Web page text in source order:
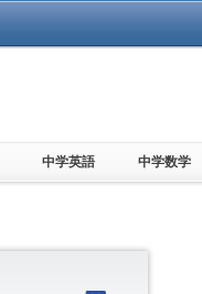
中学英語 中学数学